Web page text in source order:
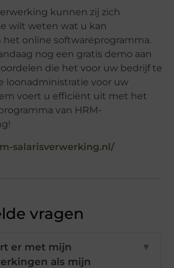
kunnen zij zich
wilt weten wat u kan
het online softwareprogramma.
nog een gratis demo aan
die het voor uw bedrijf te
loonadministratie voor uw
voert u efficiënt uit met het
van HRM-
salarisverwerking.nl/
vragen
er met mijn
als mijn
▼